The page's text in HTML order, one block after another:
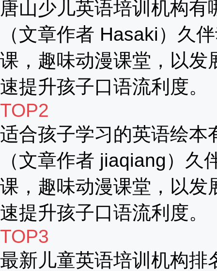
唐山少儿英语培训机构
（文章作者 Hasaki）久
课，趣味动漫课堂，以发
速提升孩子口语流利度。
TOP2
适合孩子学习的英语绘本
（文章作者 jiaqiang）
课，趣味动漫课堂，以发
速提升孩子口语流利度。
TOP3
最新儿童英语培训机构排